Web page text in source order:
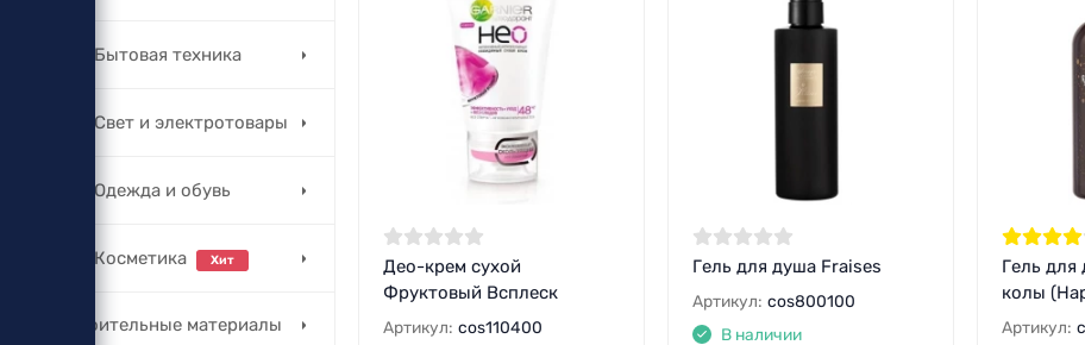
Бытовая техника
Свет и электротовары
Одежда и обувь
Косметика Хит
Строительные материалы
Део-крем сухой
Фруктовый Всплеск
Артикул: cos110400
Гель для душа Fraises
Артикул: cos800100
В наличии
Гель для
колы
Артикул: